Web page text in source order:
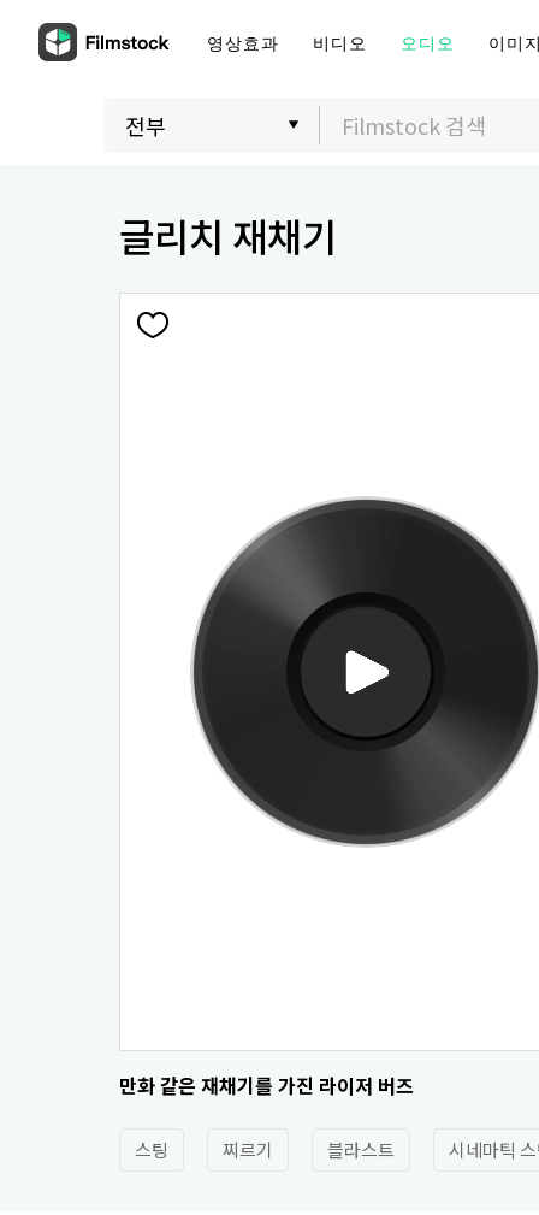
영상효과 비디오 오디오 이미
글리치 재채기
만화 같은 재채기를 가진 라이저 버즈
스팅 찌르기 블라스트 시네마틱